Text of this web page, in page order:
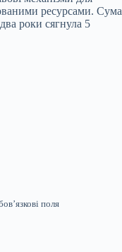
ресурсами. Сума
роки сягнула 5
поля